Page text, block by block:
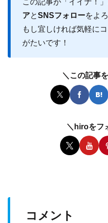
この記事が「イイナ！
アとSNSフォローをよ
もし宜しければ気軽に
がたいです！
＼この記事
＼hiroをフ
コメント